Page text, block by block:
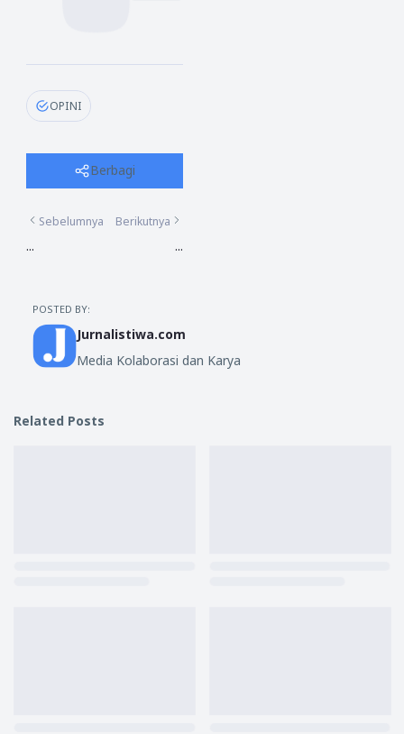
OPINI
Berbagi
Sebelumnya
...
Berikutnya
...
POSTED BY:
Jurnalistiwa.com
Media Kolaborasi dan Karya
Related Posts